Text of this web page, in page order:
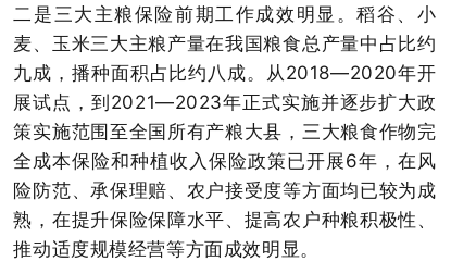
二是三大主粮保险前期工作成效明显。稻谷、小
麦、玉米三大主粮产量在我国粮食总产量中占比约
九成，播种面积占比约八成。从2018—2020年开
展试点，到2021—2023年正式实施并逐步扩大政
策实施范围至全国所有产粮大县，三大粮食作物完
全成本保险和种植收入保险政策已开展6年，在风
险防范、承保理赔、农户接受度等方面均已较为成
熟，在提升保险保障水平、提高农户种粮积极性、
推动适度规模经营等方面成效明显。